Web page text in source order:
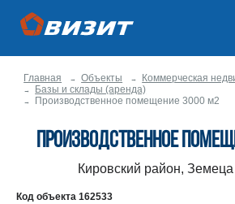
Главная Объекты
Коммерческая
Базы и склады (аренда)
Производственное помещение 3000 м2
Производственное
Кировский район,
Код объекта 162533